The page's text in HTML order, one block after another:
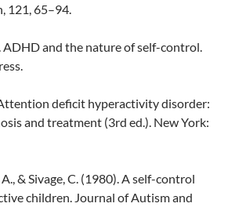
121, 65–94.
ADHD and the nature of self-control.
deficit hyperactivity disorder:
and treatment (3rd ed.). New York:
& Sivage, C. (1980). A self-control
children. Journal of Autism and